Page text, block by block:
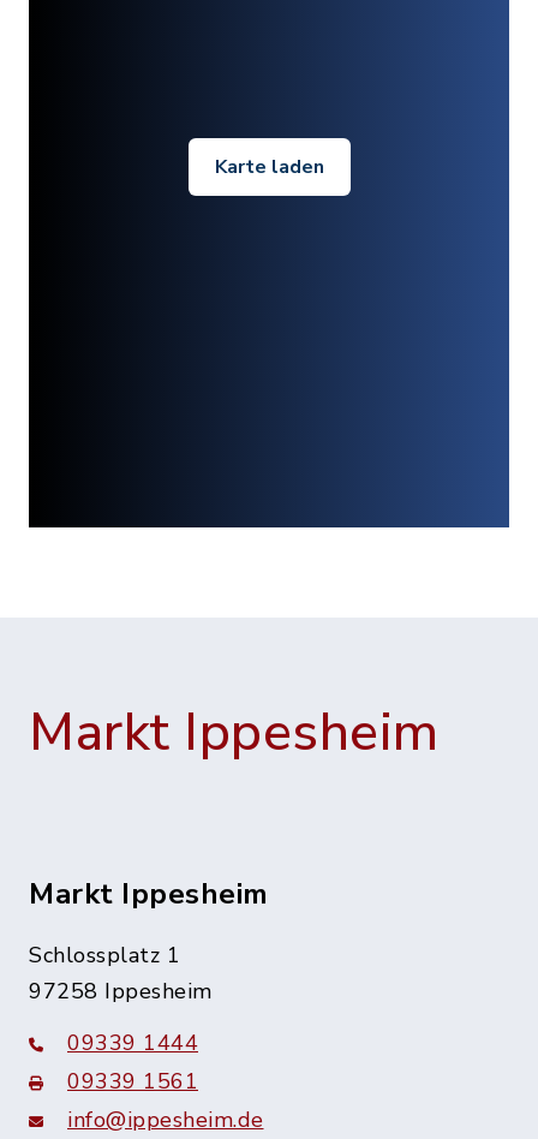
Karte laden
Markt Ippesheim
Markt Ippesheim
Schlossplatz 1
97258 Ippesheim
09339 1444
09339 1561
info@ippesheim.de